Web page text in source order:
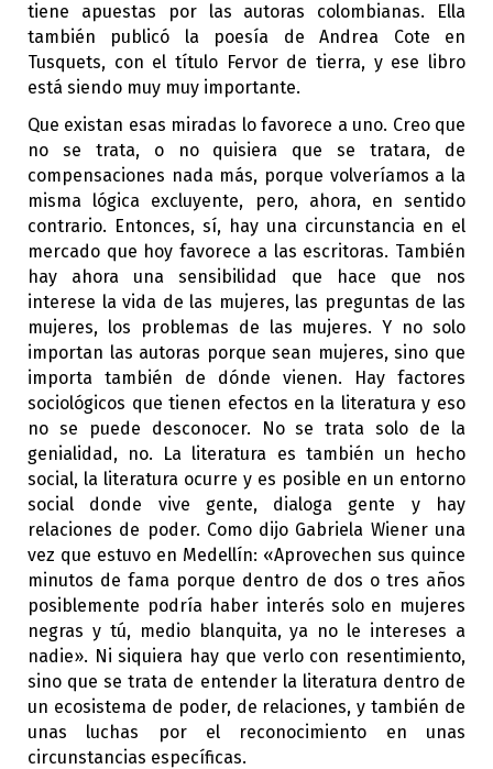
tiene apuestas por las autoras colombianas. Ella
también publicó la poesía de Andrea Cote en
Tusquets, con el título Fervor de tierra, y ese libro
está siendo muy muy importante.
Que existan esas miradas lo favorece a uno. Creo que
no se trata, o no quisiera que se tratara, de
compensaciones nada más, porque volveríamos a la
misma lógica excluyente, pero, ahora, en sentido
contrario. Entonces, sí, hay una circunstancia en el
mercado que hoy favorece a las escritoras. También
hay ahora una sensibilidad que hace que nos
interese la vida de las mujeres, las preguntas de las
mujeres, los problemas de las mujeres. Y no solo
importan las autoras porque sean mujeres, sino que
importa también de dónde vienen. Hay factores
sociológicos que tienen efectos en la literatura y eso
no se puede desconocer. No se trata solo de la
genialidad, no. La literatura es también un hecho
social, la literatura ocurre y es posible en un entorno
social donde vive gente, dialoga gente y hay
relaciones de poder. Como dijo Gabriela Wiener una
vez que estuvo en Medellín: «Aprovechen sus quince
minutos de fama porque dentro de dos o tres años
posiblemente podría haber interés solo en mujeres
negras y tú, medio blanquita, ya no le intereses a
nadie». Ni siquiera hay que verlo con resentimiento,
sino que se trata de entender la literatura dentro de
un ecosistema de poder, de relaciones, y también de
unas luchas por el reconocimiento en unas
circunstancias específicas.